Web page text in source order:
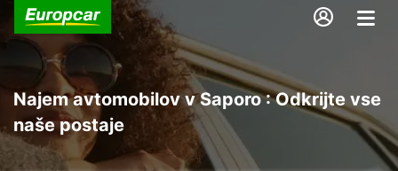
Najem avtomobilov v Saporo : Odkrijte vse
naše postaje